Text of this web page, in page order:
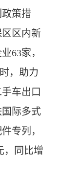
策措
区内新
63家，
，助力
车出口
际多式
专列，
，同比增